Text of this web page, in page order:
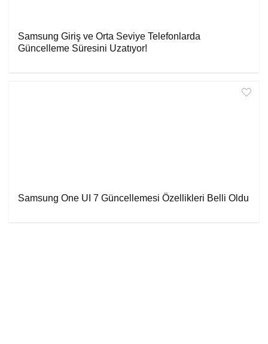
Samsung Giriş ve Orta Seviye Telefonlarda
Güncelleme Süresini Uzatıyor!
Samsung One UI 7 Güncellemesi Özellikleri Belli Oldu